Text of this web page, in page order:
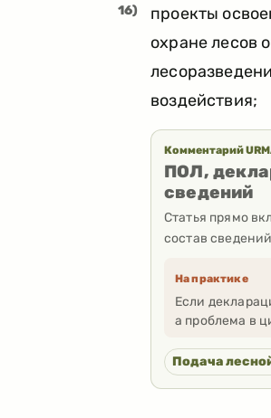
16)
проекты
охране лесов
воздействия;
Комментарий
ПОЛ,
сведений
Статья прямо
состав
На практике
Если
а проблема в
Подача